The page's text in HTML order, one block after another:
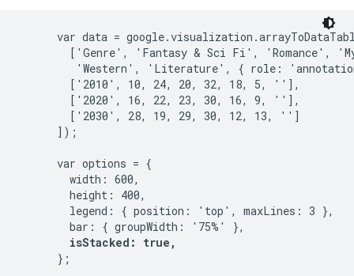
var data =
['Genre', 'Fantasy & Sci Fi', 'Romance',
'Western', 'Literature', { role:
        ['2010', 10, 24, 20, 32, 18, 5, ''],
        ['2020', 16, 22, 23, 30, 16, 9, ''],
        ['2030', 28, 19, 29, 30, 12, 13, '']
      ]);
      var options = {
        width: 600,
        height: 400,
        legend: { position: 'top', maxLines: 3 },
        bar: { groupWidth: '75%' },
isStacked: true,